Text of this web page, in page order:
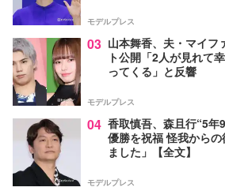
モデルプレス
03 山本舞香、夫・マイフ
ト公開「2人が見れて
ってくる」と反響
モデルプレス
04 香取慎吾、森且行“5年
優勝を祝福 怪我から
ました」【全文】
モデルプレス